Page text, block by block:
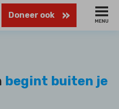
Doneer ook
MENU
begint buiten je